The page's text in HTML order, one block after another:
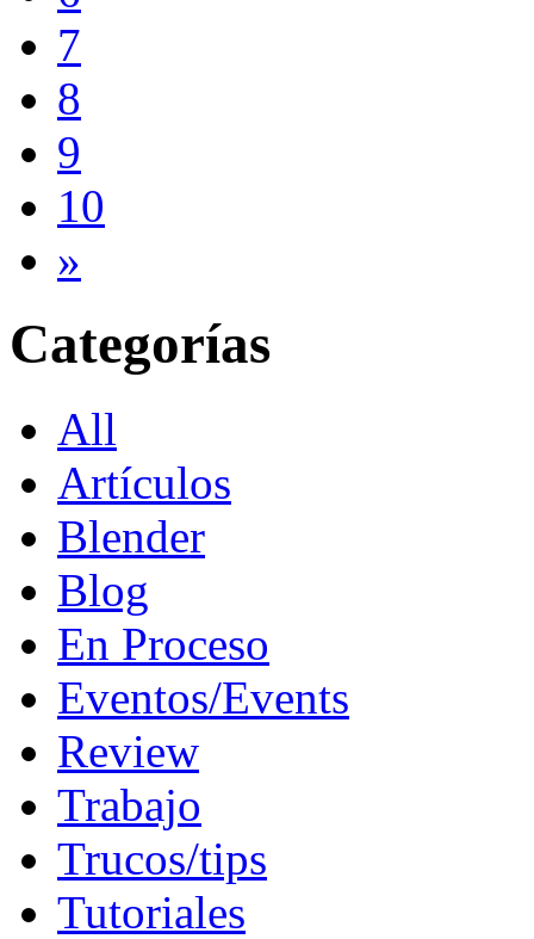
7
8
9
10
»
Categorías
All
Artículos
Blender
Blog
En Proceso
Eventos/Events
Review
Trabajo
Trucos/tips
Tutoriales